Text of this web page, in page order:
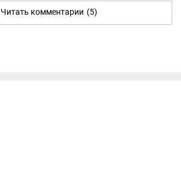
Читать комментарии (5)